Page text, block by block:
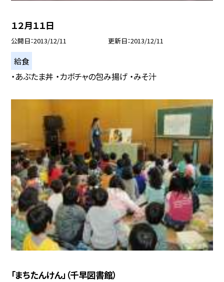
１２月１１日
公開日 2013/12/11 更新日 2013/12/11
給食
・あぶたま丼 ・カボチャの包み揚げ ・みそ汁
「まちたんけん」（千早図書館）